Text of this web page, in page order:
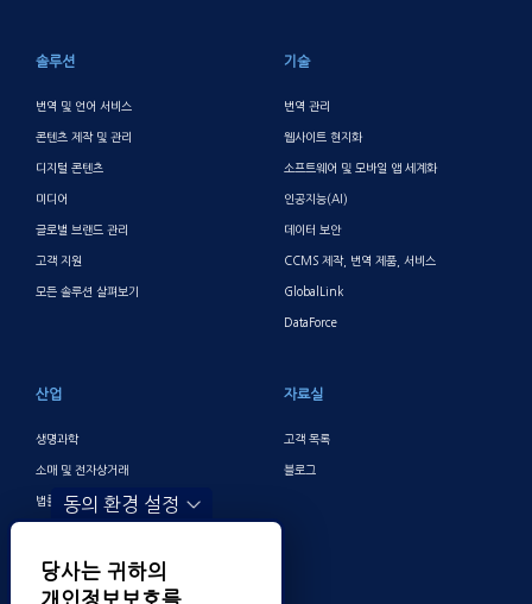
솔루션
번역 및 언어 서비스
콘텐츠 제작 및 관리
디지털 콘텐츠
미디어
글로벌 브랜드 관리
고객 지원
모든 솔루션 살펴보기
기술
번역 관리
웹사이트 현지화
소프트웨어 및 모바일 앱 세계화
인공지능(AI)
데이터 보안
CCMS 제작, 번역 제품, 서비스
GlobalLink
DataForce
산업
생명과학
소매 및 전자상거래
법률
기술
금융 및 뱅킹
자료실
고객 목록
블로그
동의 환경 설정
당사는 귀하의